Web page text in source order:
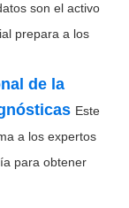
son el activo
prepara a los
de la
Este
a los expertos
para obtener